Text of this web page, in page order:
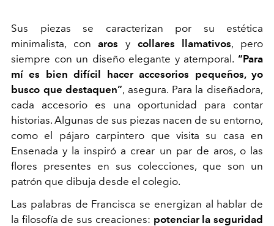
Sus piezas se caracterizan por su
estética
minimalista, conaros y collares llamativos, pero
siempre con un diseño elegante y atemporal. “Para
mí es bien difícil hacer accesorios pequeños, yo
busco que destaquen”, asegura. Para la diseñadora,
cada accesorio es una oportunidad para contar
historias. Algunas de sus piezas nacen de su entorno,
como el pájaro carpintero que visita su casa en
Ensenada y la inspiró a crear un par de aros, o las
flores presentes en sus colecciones, que son un
patrón que dibuja desde el colegio.
Las palabras de Francisca se energizan al hablar de
la filosofía de sus creaciones: potenciar la seguridad